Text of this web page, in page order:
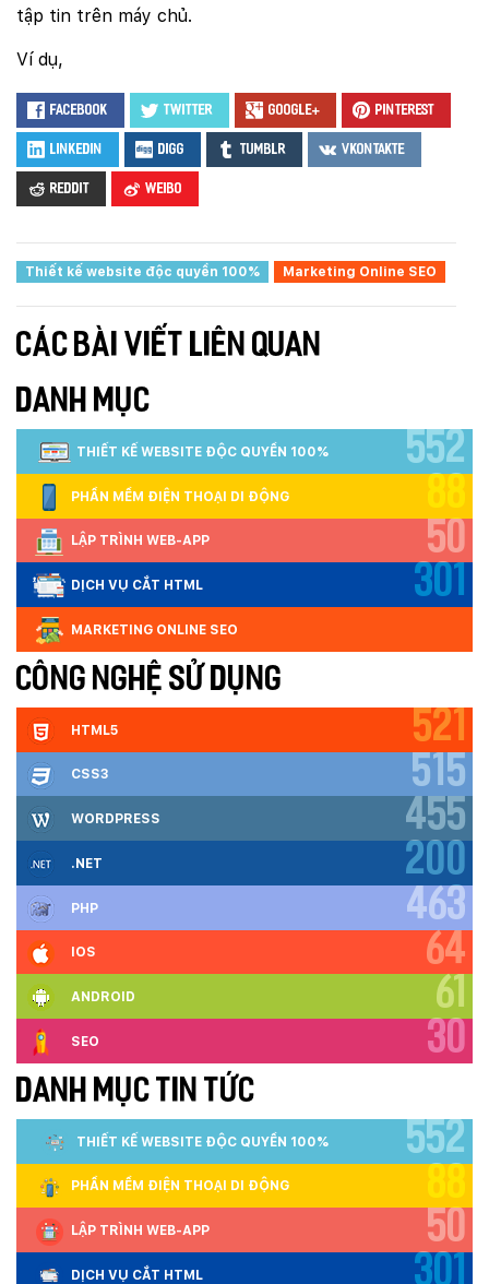
tập tin trên máy chủ.
Ví dụ,
Facebook Twitter Google+ Pinterest
LinkedIn Digg Tumblr VKontakte
Reddit Weibo
Thiết kế website độc quyền 100% Marketing Online SEO
CÁC BÀI VIẾT LIÊN QUAN
DANH MỤC
THIẾT KẾ WEBSITE ĐỘC QUYỀN 100% 552
PHẦN MỀM ĐIỆN THOẠI DI ĐỘNG 88
LẬP TRÌNH WEB-APP 50
DỊCH VỤ CẮT HTML 301
MARKETING ONLINE SEO
CÔNG NGHỆ SỬ DỤNG
HTML5 521
CSS3 515
WORDPRESS 455
.NET 200
PHP 463
IOS 64
ANDROID 61
SEO 30
DANH MỤC TIN TỨC
THIẾT KẾ WEBSITE ĐỘC QUYỀN 100% 552
PHẦN MỀM ĐIỆN THOẠI DI ĐỘNG 88
LẬP TRÌNH WEB-APP 50
DỊCH VỤ CẮT HTML 301